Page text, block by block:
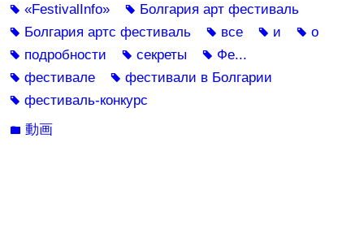
tag«FestivalInfo» tag Болгария арт фестиваль
tag Болгария артс фестиваль tag все tag и tagо
tag подробности tagсекреты tag Фе...
tagфестивале tagфестивали в Болгарии
tagфестиваль-конкурс
folder動画